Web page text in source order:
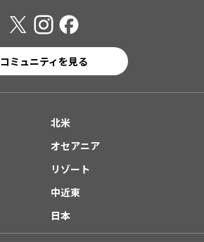
コミュニティを見る
北米
オセアニア
リゾート
中近東
日本